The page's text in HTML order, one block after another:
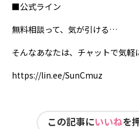
■公式ライン
無料相談って、気が引ける…
そんなあなたは、チャットで気軽
https://lin.ee/SunCmuz
この記事にいいねを